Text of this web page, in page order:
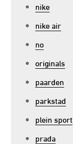
nike
nike air
no
originals
paarden
parkstad
plein sport
prada